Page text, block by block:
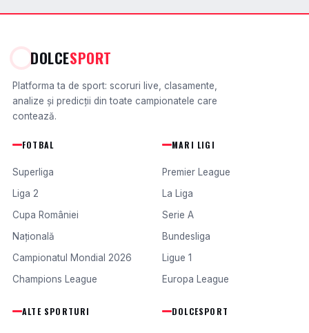
DOLCESPORT
Platforma ta de sport: scoruri live, clasamente,
analize și predicții din toate campionatele care
contează.
FOTBAL
Superliga
Liga 2
Cupa României
Națională
Campionatul Mondial 2026
Champions League
MARI LIGI
Premier League
La Liga
Serie A
Bundesliga
Ligue 1
Europa League
ALTE SPORTURI DOLCESPORT